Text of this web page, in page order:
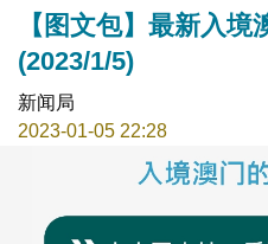
【图文包】最新入境
(2023/1/5)
新闻局
2023-01-05 22:28